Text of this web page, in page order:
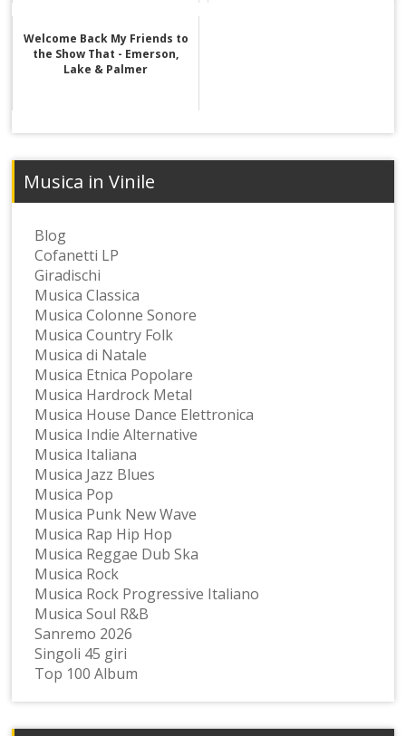
Welcome Back My Friends to
the Show That - Emerson,
Lake & Palmer
Musica in Vinile
Blog
Cofanetti LP
Giradischi
Musica Classica
Musica Colonne Sonore
Musica Country Folk
Musica di Natale
Musica Etnica Popolare
Musica Hardrock Metal
Musica House Dance Elettronica
Musica Indie Alternative
Musica Italiana
Musica Jazz Blues
Musica Pop
Musica Punk New Wave
Musica Rap Hip Hop
Musica Reggae Dub Ska
Musica Rock
Musica Rock Progressive Italiano
Musica Soul R&B
Sanremo 2026
Singoli 45 giri
Top 100 Album